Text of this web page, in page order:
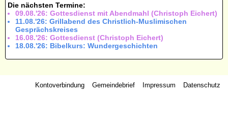
Die nächsten Termine:
09.08.'26: Gottesdienst mit Abendmahl (Christoph Eichert)
11.08.'26: Grillabend des Christlich-Muslimischen
Gesprächskreises
16.08.'26: Gottesdienst (Christoph Eichert)
18.08.'26: Bibelkurs: Wundergeschichten
Kontoverbindung Gemeindebrief Impressum Datenschutz